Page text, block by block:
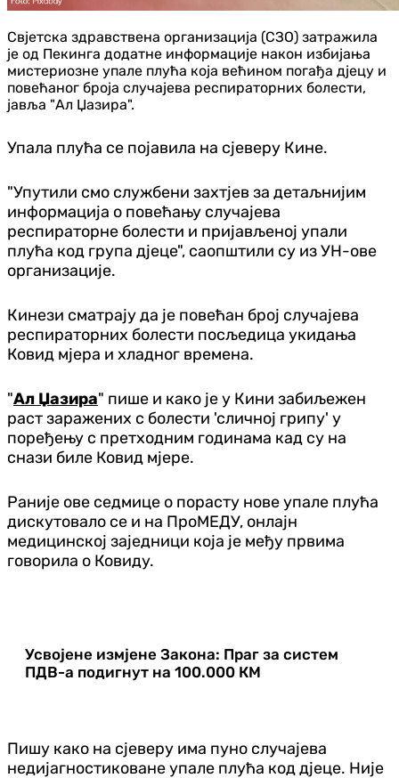
Свјетска здравствена организација (СЗО) затражила
је од Пекинга додатне информације након избијања
мистериозне упале плућа која већином погађа дјецу и
повећаног броја случајева респираторних болести,
јавља "Ал Џазира".
Упала плућа се појавила на сјеверу Кине.
"Упутили смо службени захтјев за детаљнијим
информација о повећању случајева
респираторне болести и пријављеној упали
плућа код група дјеце", саопштили су из УН-ове
организације.
Кинези сматрају да је повећан број случајева
респираторних болести посљедица укидања
Ковид мјера и хладног времена.
"Ал Џазира" пише и како је у Кини забиљежен
раст заражених с болести 'сличној грипу' у
поређењу с претходним годинама кад су на
снази биле Ковид мјере.
Раније ове седмице о порасту нове упале плућа
дискутовало се и на ПроМЕДУ, онлајн
медицинској заједници која је међу првима
говорила о Ковиду.
Усвојене измјене Закона: Праг за систем
ПДВ-а подигнут на 100.000 КМ
Пишу како на сјеверу има пуно случајева
недијагностиковане упале плућа код дјеце. Није